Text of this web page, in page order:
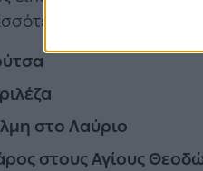
τα ζώα ή
στο Λαύριο
στους Αγίους